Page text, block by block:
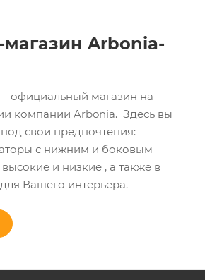
магазин Arbonia-
официальный магазин на
компании Arbonia. Здесь вы
свои предпочтения:
с нижним и боковым
и низкие , а также в
Вашего интерьера.